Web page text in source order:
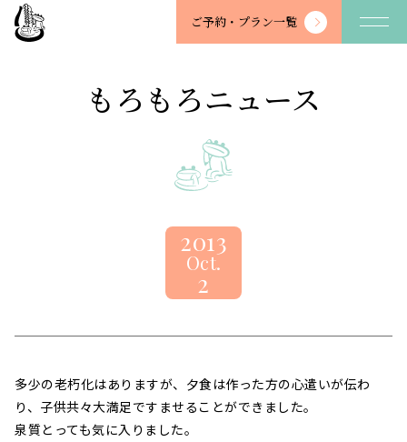
望
川
ご予約・ プラン一覧
もろもろニュース
2013
Oct.
2
多少の老朽化はありますが、夕食は作った方の心遣いが伝わ
り、子供共々大満足ですませることができました。
泉質とっても気に入りました。